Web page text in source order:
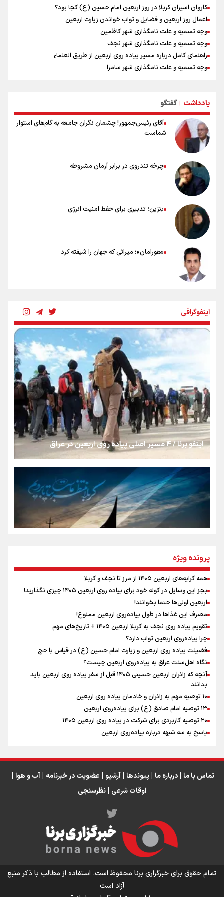
کاروان اسیران کربلا در روز اربعین امام حسین (ع) کجا بود؟
اعمال روز اربعین و فضایل و ثواب خواندن زیارت اربعین
وجه تسمیه و علت نامگذاری شهر کاظمین
وجه تسمیه و علت نامگذاری شهر نجف
راهنمای کامل درباره مسیر پیاده روی اربعین از طریق العلماء
وجه تسمیه و علت نامگذاری شهر سامرا
توصیه هایی مهم برای پیچ خوردگی پا در پیاده روی اربعین
یادداشت | گفتگو
آقای رئیس‌جمهور! چشمان نگران جامعه به گام‌های استوار
شماست
چرخه تندروی در برابر آرمان مشروطه
بنزین؛ تدبیری برای حفظ امنیت انرژی
«هورامان»؛ میراثی که جهان را شیفته کرد
رسانه ملی و حق مردم برای شنیدن صدای رئیس‌جمهوری
روایت ایران از کنار مردم
از طلوع خیابان‌ها تا غروب اشک
جمله‌ای که بغض چهارماهه را شکست؛ «آهای مردم، آقا از
تهران رفتند»
سه حسرتی که به دلم ماند
نگاه تمدنی رهبر شهید به فضای مجازی
رابطه کارگر و کارفرما در اندیشه رهبر شهید: از تضاد به
زوجیت
اینفوگرافی
اینفو برنا / ۴ مسیر اصلی پیاده روی اربعین در عراق
اینفو برنا / توصیه‌هایی طلایی برای پیاده روی اربعین
اینفو برنا / جدول کامل فاصله مرز شلمچه تا شهرهای زیارتی
عراق
اینفو برنا/ میزان مالیات بر ارزش افزوده چقدر است؟
پرونده ویژه
همه کرایه‌های اربعین ۱۴۰۵ از مرز تا نجف و کربلا
بجز این وسایل در کوله خود برای پیاده روی اربعین ۱۴۰۵ چیزی نگذارید!
اربعین اولی‌ها حتما بخوانند!
مصرف این غذاها در طول پیاده‌روی اربعین ممنوع!
تقویم پیاده روی نجف به کربلا اربعین ۱۴۰۵ + تاریخ‌های مهم
چرا پیاده‌روی اربعین ثواب دارد؟
فضیلت پیاده روی اربعین و زیارت امام حسین (ع) در قیاس با حج
نگاه اهل‌سنت عراق به پیاده‌روی اربعین چیست؟
آنچه که زائران اربعین حسینی ۱۴۰۵ قبل از سفر پیاده روی اربعین باید
بدانند
۱۰ توصیه مهم به زائران و خادمان پیاده روی اربعین
۱۳ توصیه امام صادق (ع) برای پیاده‌روی اربعین
۲۰ توصیه کاربردی برای شرکت در پیاده روی اربعین ۱۴۰۵
پاسخ به سه‌ شبهه درباره پیاده‌روی اربعین
تماس با ما درباره ما پیوندها آرشیو عضویت در خبرنامه آب و هوا
اوقات شرعی نظرسنجی
تمام حقوق برای خبرگزاری برنا محفوظ است. استفاده از مطالب با ذکر منبع
آزاد است